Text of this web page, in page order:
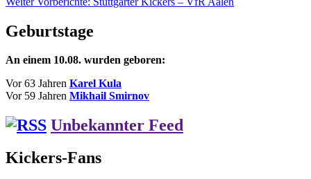
Geburtstage
An einem 10.08. wurden geboren:
Vor 63 Jahren Karel Kula
Vor 59 Jahren Mikhail Smirnov
Unbekannter Feed
Kickers-Fans